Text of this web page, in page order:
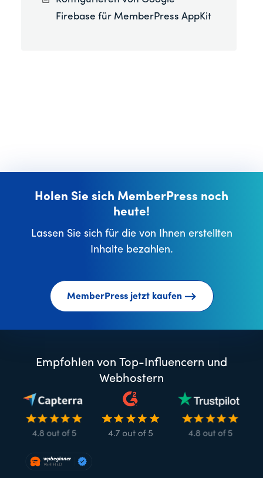
Firebase für MemberPress AppKit
Holen Sie sich MemberPress noch
heute!
Lassen Sie sich für die von Ihnen erstellten
Inhalte bezahlen.
MemberPress jetzt kaufen
Empfohlen von Top-Influencern und
Webhostern